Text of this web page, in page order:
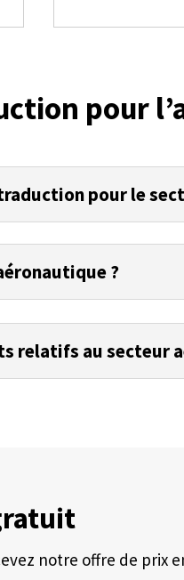
pour
pour le
?
relatifs au secteur
notre offre de prix